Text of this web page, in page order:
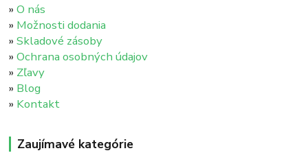
»O nás
» Možnosti dodania
»Skladové zásoby
»Ochrana osobných údajov
» Zľavy
» Blog
» Kontakt
Zaujímavé kategórie